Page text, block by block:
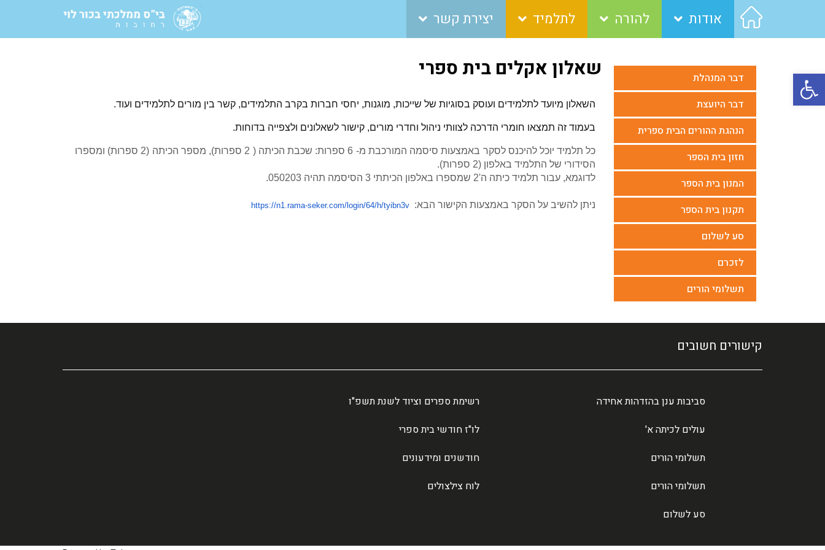
פתח סרגל נגישות
אודות להורה לתלמיד יצירת קשר
דבר המנהלת
דבר היועצת
הנהגת ההורים הבית ספרית
חזון בית הספר
המנון בית הספר
תקנון בית הספר
סע לשלום
לזכרם
תשלומי הורים
שאלון אקלים בית ספרי
השאלון מיועד לתלמידים ועוסק בסוגיות של שייכות, מוגנות, יחסי חברות בקרב התלמידים, קשר בין מורים לתלמידים ועוד.
בעמוד זה תמצאו חומרי הדרכה לצוותי ניהול וחדרי מורים, קישור לשאלונים ולצפייה בדוחות.
כל תלמיד יוכל להיכנס לסקר באמצעות סיסמה המורכבת מ- 6 ספרות: שכבת הכיתה ( 2 ספרות), מספר הכיתה (2 ספרות) ומספרו
הסידורי של התלמיד באלפון (2 ספרות).
לדוגמא, עבור תלמיד כיתה ה'2 שמספרו באלפון הכיתתי 3 הסיסמה תהיה 050203.
ניתן להשיב על הסקר באמצעות הקישור הבא: https://n1.rama-seker.com/login/64/h/tyibn3v
קישורים חשובים
סביבות ענן בהזדהות אחידה
עולים לכיתה א'
תשלומי הורים
תשלומי הורים
סע לשלום
רשימת ספרים וציוד לשנת תשפ"ו
לו"ז חודשי בית ספרי
חודשנים ומידעונים
לוח צילצולים